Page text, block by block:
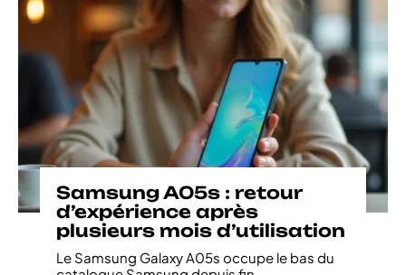
Samsung A05s : retour
d’expérience après
plusieurs mois d’utilisation
Le Samsung Galaxy A05s occupe le bas du